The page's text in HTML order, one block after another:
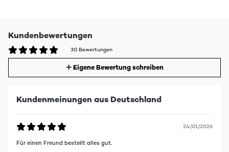
Kundenbewertungen
30 Bewertungen
Eigene Bewertung schreiben
Kundenmeinungen aus Deutschland
24/01/2026
Für einen Freund bestellt alles gut.